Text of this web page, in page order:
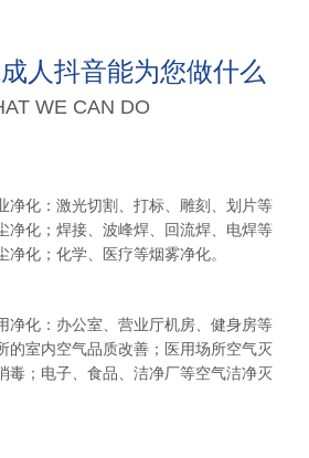
人抖音能为您做什么
WE CAN DO
净化：激光切割、打标、雕刻、划片等
净化；焊接、波峰焊、回流焊、电焊等
净化；化学、医疗等烟雾净化。
净化：办公室、营业厅机房、健身房等
的室内空气品质改善；医用场所空气灭
毒；电子、食品、洁净厂等空气洁净灭